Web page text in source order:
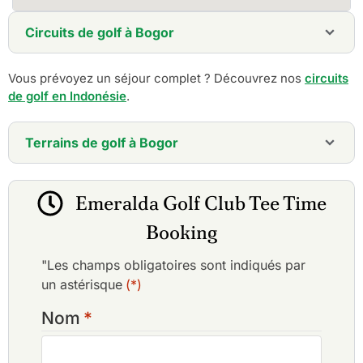
Circuits de golf à Bogor
pittoresques et séjours de luxe
7 jours - Java Elite Golf Journey - 7 jours à travers les
Vous prévoyez un séjour complet ? Découvrez nos circuits
de golf en Indonésie.
Terrains de golf à Bogor
Gunung Geulis Country Club
Klub Golf Bogor Raya
Club de golf Rainbow Hills
Rancamaya Golf & Country Club
Club de golf de Sentul Highlands
Emeralda Golf Club Tee Time
Booking
"Les champs obligatoires sont indiqués par
un astérisque (*)
Nom *